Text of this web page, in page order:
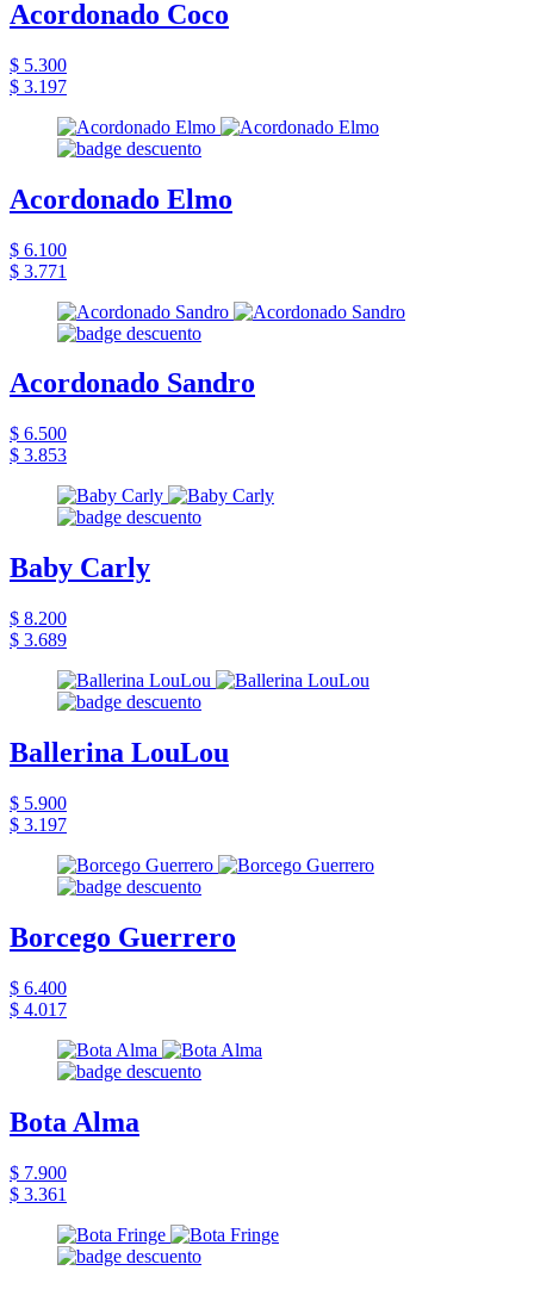
Acordonado Coco
$ 5.300
$ 3.197
Acordonado Elmo
$ 6.100
$ 3.771
Acordonado Sandro
$ 6.500
$ 3.853
Baby Carly
$ 8.200
$ 3.689
Ballerina LouLou
$ 5.900
$ 3.197
Borcego Guerrero
$ 6.400
$ 4.017
Bota Alma
$ 7.900
$ 3.361